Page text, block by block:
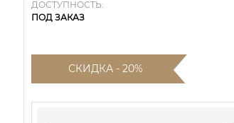
ДОСТУПНОСТЬ:
ПОД ЗАКАЗ
СКИДКА - 20%